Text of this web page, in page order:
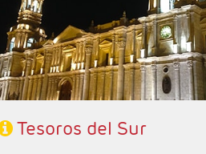
1 noche Valle Sagrado, 1 noche Aguas
Calientes y 1 noche Cusco.
- Categoría hotelera: A elegir
- Régimen: 11 desayunos y 6 almuerzos
Tesoros del Sur